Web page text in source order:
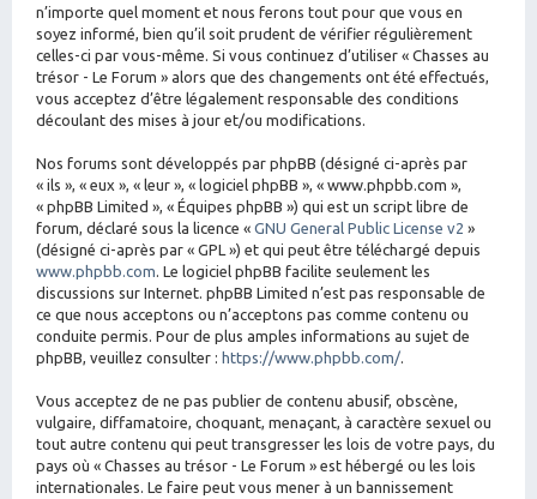
n’importe quel moment et nous ferons tout pour que vous en
soyez informé, bien qu’il soit prudent de vérifier régulièrement
celles-ci par vous-même. Si vous continuez d’utiliser « Chasses au
trésor - Le Forum » alors que des changements ont été effectués,
vous acceptez d’être légalement responsable des conditions
découlant des mises à jour et/ou modifications.
Nos forums sont développés par phpBB (désigné ci-après par
« ils », « eux », « leur », « logiciel phpBB », « www.phpbb.com »,
« phpBB Limited », « Équipes phpBB ») qui est un script libre de
forum, déclaré sous la licence « GNU General Public License v2 »
(désigné ci-après par « GPL ») et qui peut être téléchargé depuis
www.phpbb.com. Le logiciel phpBB facilite seulement les
discussions sur Internet. phpBB Limited n’est pas responsable de
ce que nous acceptons ou n’acceptons pas comme contenu ou
conduite permis. Pour de plus amples informations au sujet de
phpBB, veuillez consulter : https://www.phpbb.com/.
Vous acceptez de ne pas publier de contenu abusif, obscène,
vulgaire, diffamatoire, choquant, menaçant, à caractère sexuel ou
tout autre contenu qui peut transgresser les lois de votre pays, du
pays où « Chasses au trésor - Le Forum » est hébergé ou les lois
internationales. Le faire peut vous mener à un bannissement